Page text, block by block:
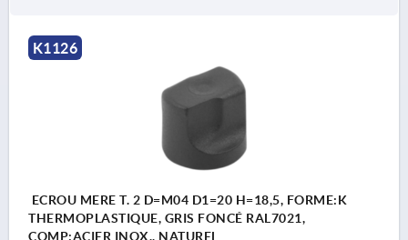
K1126
ECROU MERE T. 2 D=M04 D1=20 H=18,5, FORME:K
THERMOPLASTIQUE, GRIS FONCÉ RAL7021,
COMP:ACIER INOX., NATUREL